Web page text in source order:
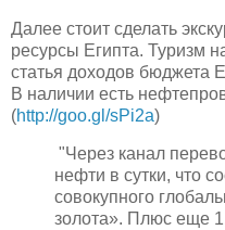
Далее стоит сделать
ресурсы Египта. Туризм
статья доходов бюджета
В наличии есть
(http://goo.gl/sPi2a)
"Через канал
нефти в сутки, что
совокупного
золота». Плюс еще